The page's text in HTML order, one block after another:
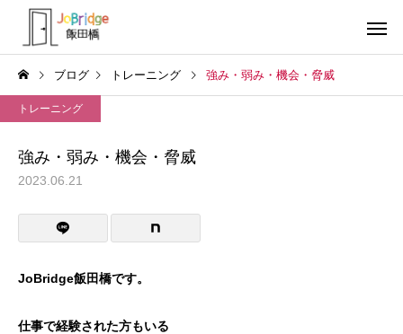
働き続けるための土台
ブログ トレーニング 強み・弱み・機会・脅威
トレーニング
強み・弱み・機会・脅威
2023.06.21
JoBridge飯田橋です。
仕事で経験された方もいる